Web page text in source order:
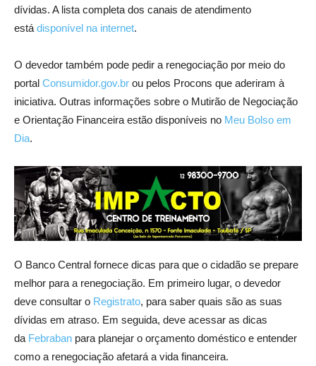
dívidas. A lista completa dos canais de atendimento
está disponível na internet.
O devedor também pode pedir a renegociação por meio do
portal Consumidor.gov.br ou pelos Procons que aderiram à
iniciativa. Outras informações sobre o Mutirão de Negociação
e Orientação Financeira estão disponíveis no Meu Bolso em
Dia.
O Banco Central fornece dicas para que o cidadão se prepare
melhor para a renegociação. Em primeiro lugar, o devedor
deve consultar o Registrato, para saber quais são as suas
dívidas em atraso. Em seguida, deve acessar as dicas
da Febraban para planejar o orçamento doméstico e entender
como a renegociação afetará a vida financeira.